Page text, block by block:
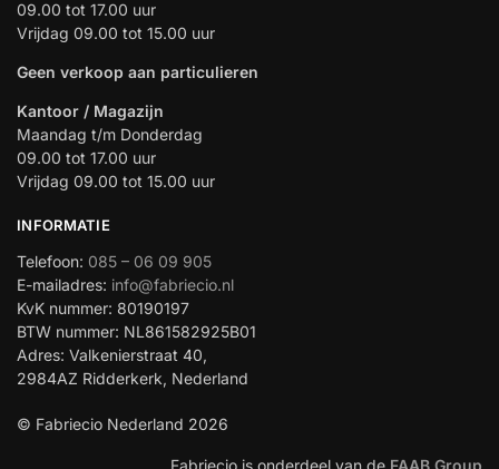
09.00 tot 17.00 uur
Vrijdag 09.00 tot 15.00 uur
Geen verkoop aan particulieren
Kantoor / Magazijn
Maandag t/m Donderdag
09.00 tot 17.00 uur
Vrijdag 09.00 tot 15.00 uur
INFORMATIE
Telefoon: 085 – 06 09 905
E-mailadres: info@fabriecio.nl
KvK nummer: 80190197
BTW nummer: NL861582925B01
Adres: Valkenierstraat 40,
2984AZ Ridderkerk, Nederland
© Fabriecio Nederland 2026